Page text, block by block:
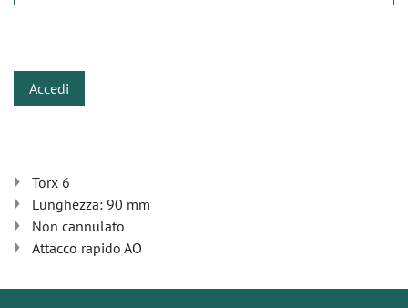
Accedi
Torx 6
Lunghezza: 90 mm
Non cannulato
Attacco rapido AO